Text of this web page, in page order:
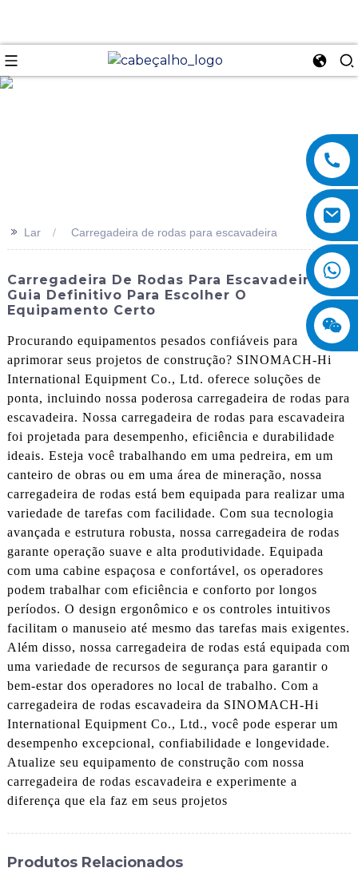
>> Lar Carregadeira de rodas para escavadeira
Carregadeira De Rodas Para Escavadeira: O
Guia Definitivo Para Escolher O
Equipamento Certo
Procurando equipamentos pesados ​​confiáveis ​​para
aprimorar seus projetos de construção? SINOMACH-Hi
International Equipment Co., Ltd. oferece soluções de
ponta, incluindo nossa poderosa carregadeira de rodas para
escavadeira. Nossa carregadeira de rodas para escavadeira
foi projetada para desempenho, eficiência e durabilidade
ideais. Esteja você trabalhando em uma pedreira, em um
canteiro de obras ou em uma área de mineração, nossa
carregadeira de rodas está bem equipada para realizar uma
variedade de tarefas com facilidade. Com sua tecnologia
avançada e estrutura robusta, nossa carregadeira de rodas
garante operação suave e alta produtividade. Equipada
com uma cabine espaçosa e confortável, os operadores
podem trabalhar com eficiência e conforto por longos
períodos. O design ergonômico e os controles intuitivos
facilitam o manuseio até mesmo das tarefas mais exigentes.
Além disso, nossa carregadeira de rodas está equipada com
uma variedade de recursos de segurança para garantir o
bem-estar dos operadores no local de trabalho. Com a
carregadeira de rodas escavadeira da SINOMACH-Hi
International Equipment Co., Ltd., você pode esperar um
desempenho excepcional, confiabilidade e longevidade.
Atualize seu equipamento de construção com nossa
carregadeira de rodas escavadeira e experimente a
diferença que ela faz em seus projetos
Produtos Relacionados